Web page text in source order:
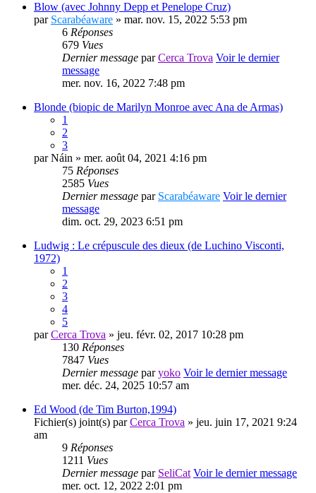
Blow (avec Johnny Depp et Penelope Cruz)
par Scarabéaware » mar. nov. 15, 2022 5:53 pm
6 Réponses
679 Vues
Dernier message parCerca Trova Voir le dernier
message
mer. nov. 16, 2022 7:48 pm
Blonde (biopic de Marilyn Monroe avec Ana de Armas)
1
2
3
parNáin » mer. août 04, 2021 4:16 pm
75 Réponses
2585 Vues
Dernier message par Scarabéaware Voir le dernier
message
dim. oct. 29, 2023 6:51 pm
Ludwig : Le crépuscule des dieux (de Luchino Visconti,
1972)
1
2
3
4
5
parCerca Trova » jeu. févr. 02, 2017 10:28 pm
130 Réponses
7847 Vues
Dernier message paryoko Voir le dernier message
mer. déc. 24, 2025 10:57 am
Ed Wood (de Tim Burton,1994)
Fichier(s) joint(s) parCerca Trova » jeu. juin 17, 2021 9:24
am
9 Réponses
1211 Vues
Dernier message par SeliCat Voir le dernier message
mer. oct. 12, 2022 2:01 pm